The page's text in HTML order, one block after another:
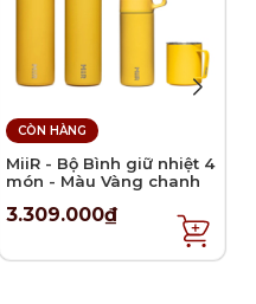
thực phẩm như dưa
sạch trước khi sử
CÒN HÀNG
MiiR - Bộ Bình giữ nhiệt 4
món - Màu Vàng chanh
3.309.000₫